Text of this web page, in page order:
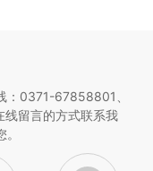
：0371-67858801、
留言的方式联系我